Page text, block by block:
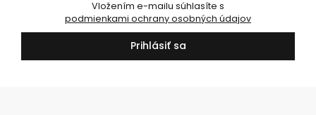
podmienkami ochrany osobných údajov
Prihlásiť sa